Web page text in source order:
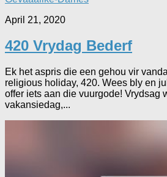
April 21, 2020
420 Vrydag Bederf
Ek het aspris die een gehou vir
religious holiday, 420. Wees bly en
offer iets aan die vuurgode! Vrydsag
vakansiedag,...